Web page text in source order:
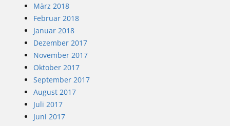
März 2018
Februar 2018
Januar 2018
Dezember 2017
November 2017
Oktober 2017
September 2017
August 2017
Juli 2017
Juni 2017